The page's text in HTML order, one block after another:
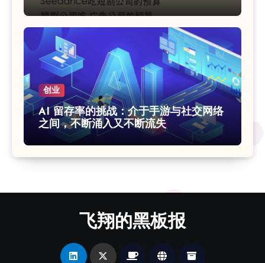
创业
AI 留存率的挑战：介于手游与社交网络
之间，不断涌入又不断流失
飞翔的黑板报